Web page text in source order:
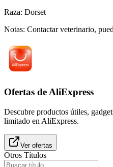
Raza: Dorset
Notas: Contactar veterinario,
Ofertas de AliExpress
Descubre productos útiles,
limitado en AliExpress.
Ver ofertas
Otros Títulos